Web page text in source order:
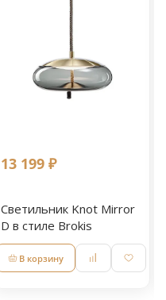
13 199 ₽
Светильник Knot Mirror
D в стиле Brokis
В корзину